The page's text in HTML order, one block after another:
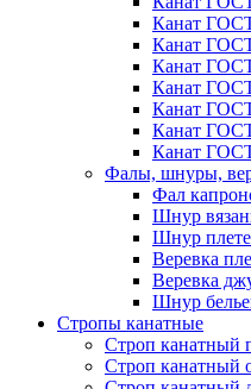
Канат
Канат
Канат
Канат
Канат
Канат
Канат
Фалы, шнуры,
Фал
Шнур
Шнур
Веревка
Веревка
Шнур
Стропы канатные
Строп канатный
Строп канатный